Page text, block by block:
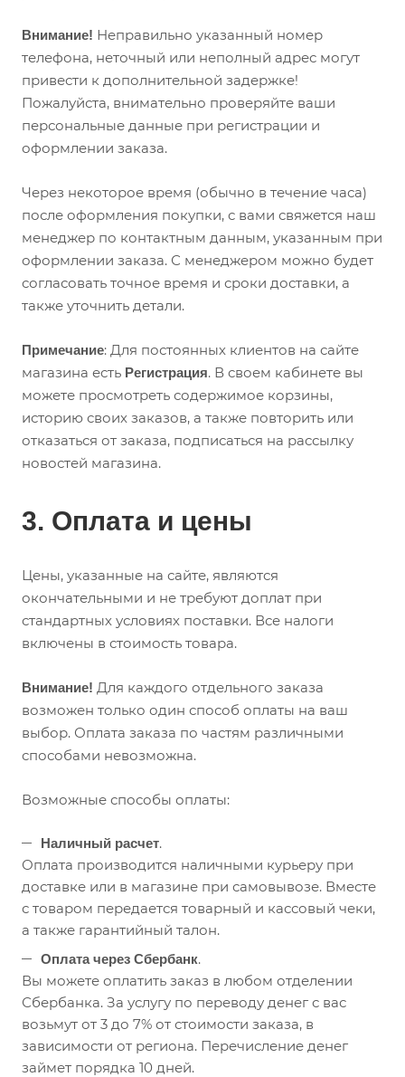
Внимание! Неправильно указанный номер
телефона, неточный или неполный адрес могут
привести к дополнительной задержке!
Пожалуйста, внимательно проверяйте ваши
персональные данные при регистрации и
оформлении заказа.
Через некоторое время (обычно в течение часа)
после оформления покупки, с вами свяжется наш
менеджер по контактным данным, указанным при
оформлении заказа. С менеджером можно будет
согласовать точное время и сроки доставки, а
также уточнить детали.
Примечание: Для постоянных клиентов на сайте
магазина есть Регистрация. В своем кабинете вы
можете просмотреть содержимое корзины,
историю своих заказов, а также повторить или
отказаться от заказа, подписаться на рассылку
новостей магазина.
3. Оплата и цены
Цены, указанные на сайте, являются
окончательными и не требуют доплат при
стандартных условиях поставки. Все налоги
включены в стоимость товара.
Внимание! Для каждого отдельного заказа
возможен только один способ оплаты на ваш
выбор. Оплата заказа по частям различными
способами невозможна.
Возможные способы оплаты:
Наличный расчет.
Оплата производится наличными курьеру при
доставке или в магазине при самовывозе. Вместе
с товаром передается товарный и кассовый чеки,
а также гарантийный талон.
Оплата через Сбербанк.
Вы можете оплатить заказ в любом отделении
Сбербанка. За услугу по переводу денег с вас
возьмут от 3 до 7% от стоимости заказа, в
зависимости от региона. Перечисление денег
займет порядка 10 дней.